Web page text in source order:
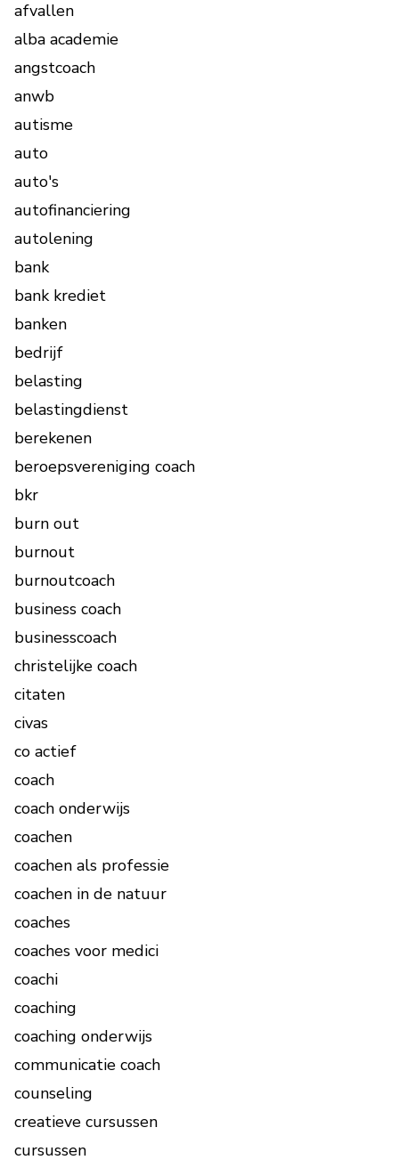
afvallen
alba academie
angstcoach
anwb
autisme
auto
auto's
autofinanciering
autolening
bank
bank krediet
banken
bedrijf
belasting
belastingdienst
berekenen
beroepsvereniging coach
bkr
burn out
burnout
burnoutcoach
business coach
businesscoach
christelijke coach
citaten
civas
co actief
coach
coach onderwijs
coachen
coachen als professie
coachen in de natuur
coaches
coaches voor medici
coachi
coaching
coaching onderwijs
communicatie coach
counseling
creatieve cursussen
cursussen